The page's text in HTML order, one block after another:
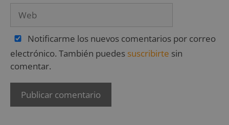
Notificarme los nuevos comentarios por correo
electrónico. También puedes suscribirte sin
comentar.